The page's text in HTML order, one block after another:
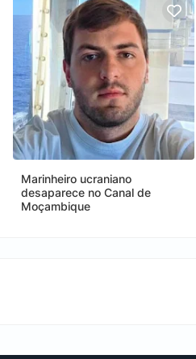
Marinheiro ucraniano
desaparece no Canal de
Moçambique